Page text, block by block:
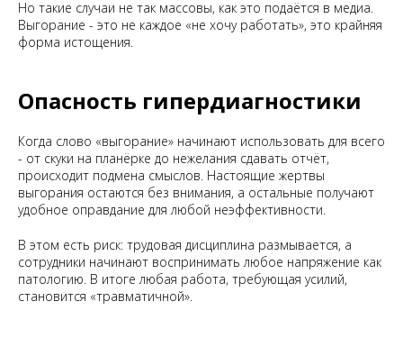
Но такие случаи не так массовы, как это подаётся в медиа.
Выгорание - это не каждое «не хочу работать», это крайняя
форма истощения.
Опасность гипердиагностики
Когда слово «выгорание» начинают использовать для всего
- от скуки на планёрке до нежелания сдавать отчёт,
происходит подмена смыслов. Настоящие жертвы
выгорания остаются без внимания, а остальные получают
удобное оправдание для любой неэффективности.
В этом есть риск: трудовая дисциплина размывается, а
сотрудники начинают воспринимать любое напряжение как
патологию. В итоге любая работа, требующая усилий,
становится «травматичной».